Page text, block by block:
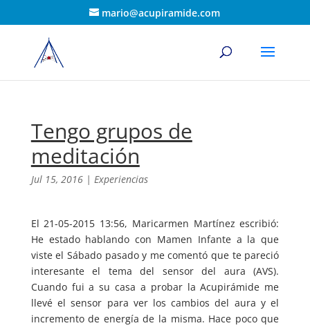
mario@acupiramide.com
Tengo grupos de
meditación
Jul 15, 2016| Experiencias
El 21-05-2015 13:56, Maricarmen Martínez escribió:
He estado hablando con Mamen Infante a la que
viste el Sábado pasado y me comentó que te pareció
interesante el tema del sensor del aura (AVS).
Cuando fui a su casa a probar la Acupirámide me
llevé el sensor para ver los cambios del aura y el
incremento de energía de la misma. Hace poco que